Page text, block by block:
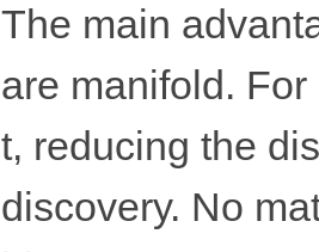
The main
are manifold.
t, reducing the
discovery. No